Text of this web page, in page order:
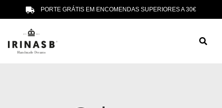
PORTE GRÁTIS EM ENCOMENDAS SUPERIORES A 30€